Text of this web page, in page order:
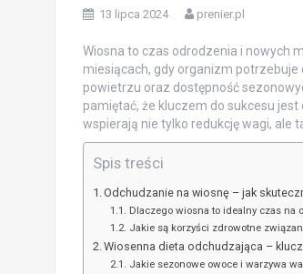
13 lipca 2024 prenier.pl
Wiosna to czas odrodzenia i nowych
miesiącach, gdy organizm potrzebuje
powietrzu oraz dostępność
pamiętać, że kluczem do sukcesu
wspierają nie tylko redukcję wagi, ale
Spis treści
Odchudzanie na wiosnę – jak
Dlaczego wiosna to idealny czas na
Jakie są korzyści zdrowotne
Wiosenna dieta odchudzająca –
Jakie sezonowe owoce i warzywa